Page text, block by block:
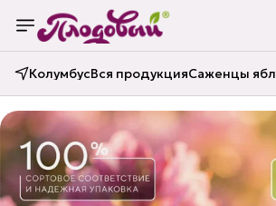
КолумбусВся продукцияСаженцы